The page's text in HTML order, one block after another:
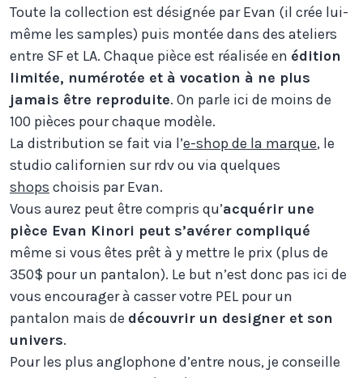
Toute la collection est désignée par Evan (il crée lui-
même les samples) puis montée dans des ateliers
entre SF et LA. Chaque pièce est réalisée en édition
limitée, numérotée et à vocation à ne plus
jamais être reproduite. On parle ici de moins de
100 pièces pour chaque modèle.
La distribution se fait via l’e-shop de la marque, le
studio californien sur rdv ou via quelques
shops choisis par Evan.
Vous aurez peut être compris qu’acquérir une
pièce Evan Kinori peut s’avérer compliqué
même si vous êtes prêt à y mettre le prix (plus de
350$ pour un pantalon). Le but n’est donc pas ici de
vous encourager à casser votre PEL pour un
pantalon mais de découvrir un designer et son
univers.
Pour les plus anglophone d’entre nous, je conseille